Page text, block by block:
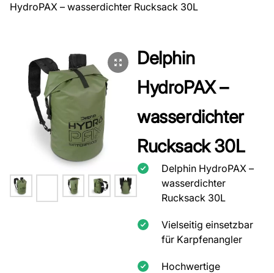
HydroPAX – wasserdichter Rucksack 30L
Delphin
HydroPAX –
wasserdichter
Rucksack 30L
Delphin HydroPAX –
wasserdichter
Rucksack 30L
Vielseitig einsetzbar
für Karpfenangler
Hochwertige